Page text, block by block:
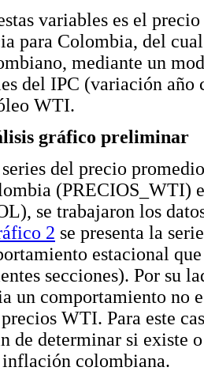
variables es el
para Colombia, del
mediante un
del IPC (variación
WTI.
gráfico preliminar
series del precio
(PRECIOS_WTI)
se trabajaron los
2 se presenta la
estacional
secciones). Por su
un comportamiento no
WTI. Para este
de determinar si existe
inflación colombiana.